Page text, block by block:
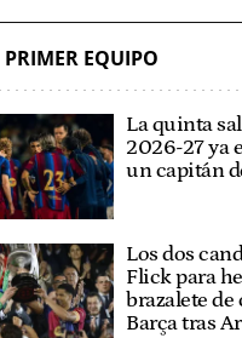
EQUIPO
La quinta
2026-27 ya
un capitán
Los dos
Flick para
brazalete
Barça tras